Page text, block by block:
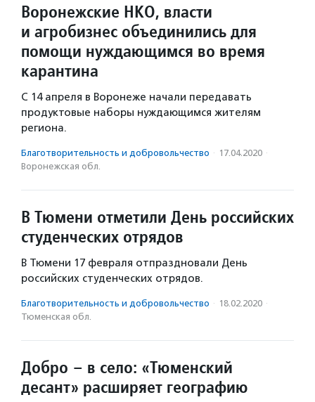
Воронежские НКО, власти
и агробизнес объединились для
помощи нуждающимся во время
карантина
С 14 апреля в Воронеже начали передавать
продуктовые наборы нуждающимся жителям
региона.
Благотвори­тель­ность и доброволь­чест­во · 17.04.2020 ·
Воронежская обл.
В Тюмени отметили День российских
студенческих отрядов
В Тюмени 17 февраля отпраздновали День
российских студенческих отрядов.
Благотвори­тель­ность и доброволь­чест­во · 18.02.2020 ·
Тюменская обл.
Добро – в село: «Тюменский
десант» расширяет географию